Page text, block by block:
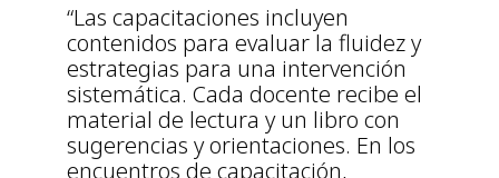
“Las capacitaciones incluyen
contenidos para evaluar la fluidez y
estrategias para una intervención
sistemática. Cada docente recibe el
material de lectura y un libro con
sugerencias y orientaciones. En los
encuentros de capacitación,